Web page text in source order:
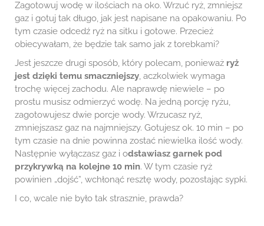
Zagotowuj wodę w ilościach na oko. Wrzuć ryż, zmniejsz
gaz i gotuj tak długo, jak jest napisane na opakowaniu. Po
tym czasie odcedź ryż na sitku i gotowe. Przecież
obiecywałam, że będzie tak samo jak z torebkami?
Jest jeszcze drugi sposób, który polecam, ponieważ ryż
jest dzięki temu smaczniejszy, aczkolwiek wymaga
trochę więcej zachodu. Ale naprawdę niewiele – po
prostu musisz odmierzyć wodę. Na jedną porcję ryżu,
zagotowujesz dwie porcje wody. Wrzucasz ryż,
zmniejszasz gaz na najmniejszy. Gotujesz ok. 10 min – po
tym czasie na dnie powinna zostać niewielka ilość wody.
Następnie wyłączasz gaz i odstawiasz garnek pod
przykrywką na kolejne 10 min. W tym czasie ryż
powinien „dojść”, wchłonąć resztę wody, pozostając sypki.
I co, wcale nie było tak strasznie, prawda?